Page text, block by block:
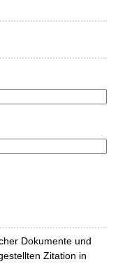
Dokumente und
Zitation in